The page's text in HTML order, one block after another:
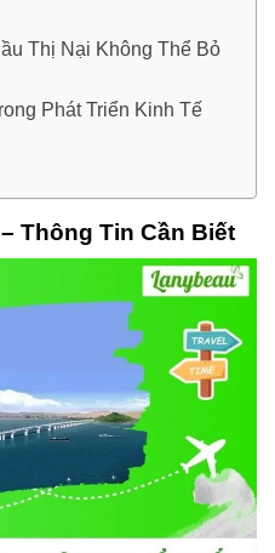
Thị Nại Không Thể Bỏ
Phát Triển Kinh Tế
Thông Tin Cần Biết